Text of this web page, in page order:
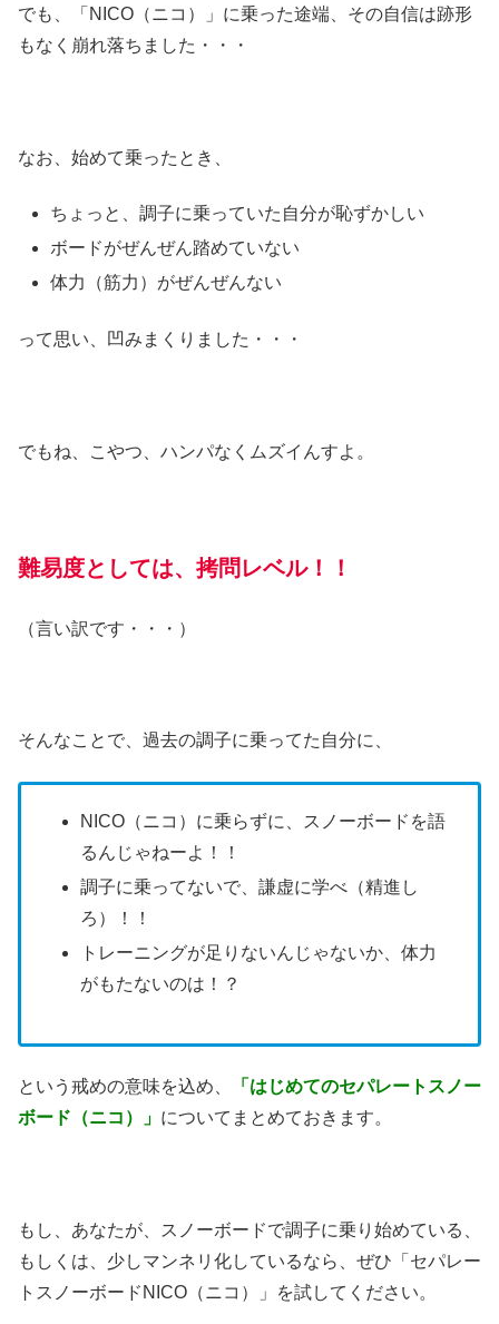
でも、「NICO（ニコ）」に乗った途端、その自信は跡形
もなく崩れ落ちました・・・
なお、始めて乗ったとき、
ちょっと、調子に乗っていた自分が恥ずかしい
ボードがぜんぜん踏めていない
体力（筋力）がぜんぜんない
って思い、凹みまくりました・・・
でもね、こやつ、ハンパなくムズイんすよ。
難易度としては、拷問レベル！！
（言い訳です・・・）
そんなことで、過去の調子に乗ってた自分に、
NICO（ニコ）に乗らずに、スノーボードを語
るんじゃねーよ！！
調子に乗ってないで、謙虚に学べ（精進し
ろ）！！
トレーニングが足りないんじゃないか、体力
がもたないのは！？
という戒めの意味を込め、
「はじめてのセパレートスノー
ボード（ニコ）」 についてまとめておきます。
もし、あなたが、スノーボードで調子に乗り始めている、
もしくは、少しマンネリ化しているなら、ぜひ「セパレー
トスノーボードNICO（ニコ）」を試してください。